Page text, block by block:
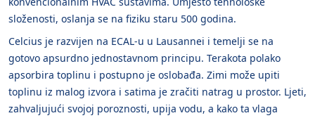
složenosti, oslanja se na fiziku staru 500 godina.
Celcius je razvijen na ECAL-u u Lausannei i temelji se na
gotovo apsurdno jednostavnom principu. Terakota polako
apsorbira toplinu i postupno je oslobađa. Zimi može upiti
toplinu iz malog izvora i satima je zračiti natrag u prostor. Ljeti,
zahvaljujući svojoj poroznosti, upija vodu, a kako ta vlaga